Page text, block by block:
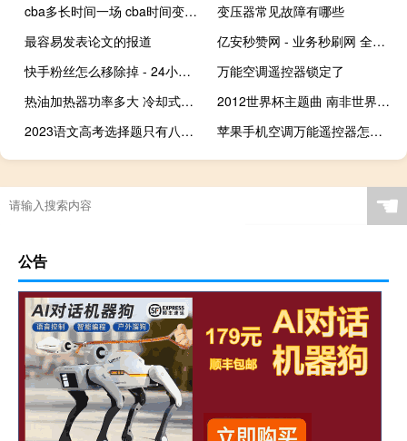
cba多长时间一场 cba时间变成12分钟了吗
变压器常见故障有哪些
最容易发表论文的报道
亿安秒赞网 - 业务秒刷网 全网最便宜 24小时自动发卡平台
快手粉丝怎么移除掉 - 24小时qq业务自助下单平台
万能空调遥控器锁定了
热油加热器功率多大 冷却式导热油加热器
2012世界杯主题曲 南非世界杯主题曲叫什么
2023语文高考选择题只有八个吗 2023高考语文新高考一卷
苹果手机空调万能遥控器怎么用
☚
公告